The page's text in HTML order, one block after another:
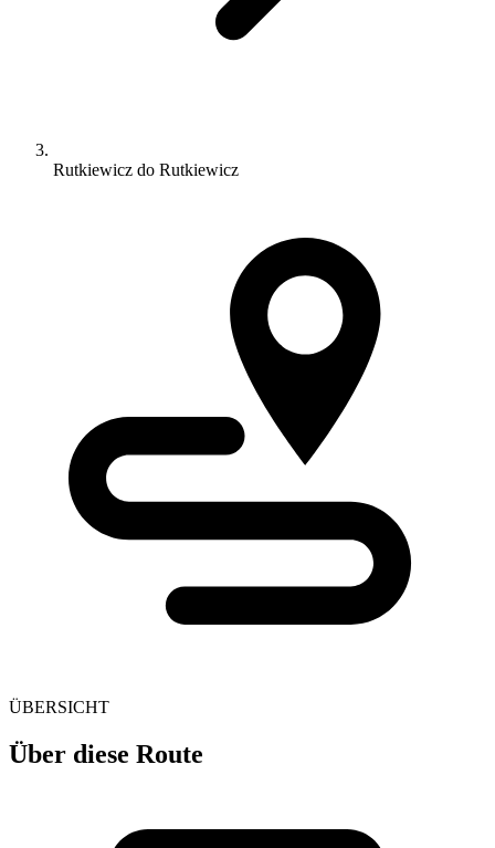
Rutkiewicz do Rutkiewicz
ÜBERSICHT
Über diese Route